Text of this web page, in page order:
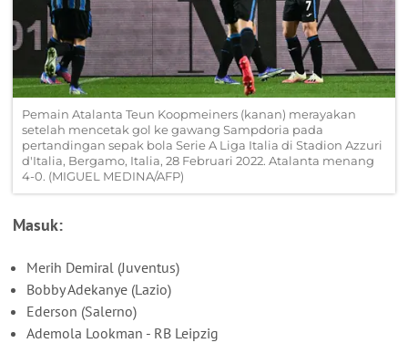
Pemain Atalanta Teun Koopmeiners (kanan) merayakan
setelah mencetak gol ke gawang Sampdoria pada
pertandingan sepak bola Serie A Liga Italia di Stadion Azzuri
d'Italia, Bergamo, Italia, 28 Februari 2022. Atalanta menang
4-0. (MIGUEL MEDINA/AFP)
Masuk:
Merih Demiral (Juventus)
Bobby Adekanye (Lazio)
Ederson (Salerno)
Ademola Lookman - RB Leipzig